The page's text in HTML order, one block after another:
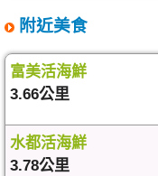
附近美食
富美活海鮮
3.66公里
水都活海鮮
3.78公里